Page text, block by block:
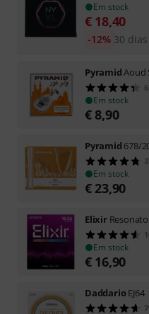
Em stock
€ 18,40
30
-12%
PyramidAoud
Em stock
€ 8,90
Pyramid 678/
Em stock
€ 23,90
Elixir
Em stock
€ 16,90
DaddarioEJ64